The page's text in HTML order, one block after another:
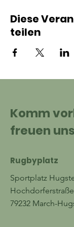
Diese
teilen
Komm
freuen
Rugbyplatz
Sportplatz
Hochdorferstraße
79232 March-